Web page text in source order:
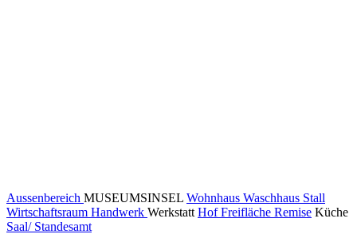
Aussenbereich MUSEUMSINSEL Wohnhaus Waschhaus Stall
Wirtschaftsraum Handwerk Werkstatt Hof Freifläche Remise Küche
Saal/ Standesamt